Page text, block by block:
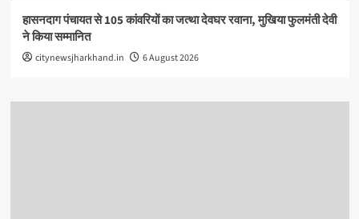
हासनदाग पंचायत से 105 कांवरियों का जत्था देवघर रवाना, मुखिया फुलमंती देवी
ने किया सम्मानित
citynewsjharkhand.in 6 August 2026